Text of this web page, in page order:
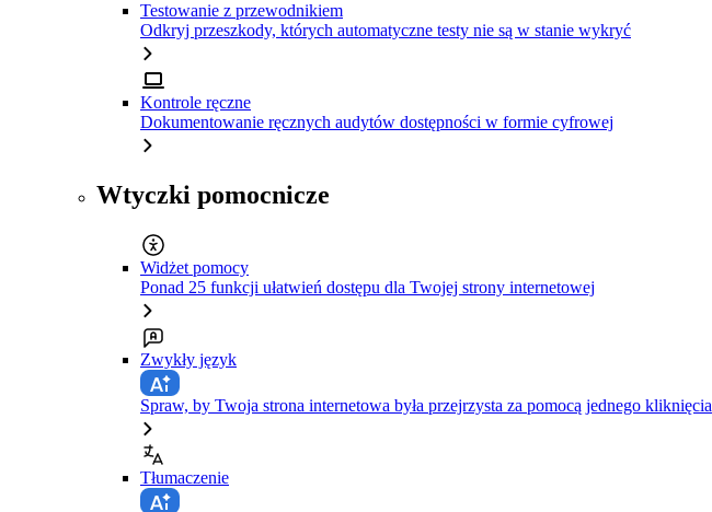
Testowanie z przewodnikiem
Odkryj przeszkody, których automatyczne testy nie są w stanie wykryć
Kontrole ręczne
Dokumentowanie ręcznych audytów dostępności w formie cyfrowej
Wtyczki pomocnicze
Widżet pomocy
Ponad 25 funkcji ułatwień dostępu dla Twojej strony internetowej
Zwykły język
Spraw, by Twoja strona internetowa była przejrzysta za pomocą jednego kliknięcia
Tłumaczenie